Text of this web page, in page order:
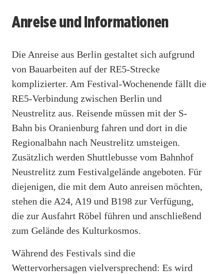
Anreise und Informationen
Die Anreise aus Berlin gestaltet sich aufgrund
von Bauarbeiten auf der RE5-Strecke
komplizierter. Am Festival-Wochenende fällt die
RE5-Verbindung zwischen Berlin und
Neustrelitz aus. Reisende müssen mit der S-
Bahn bis Oranienburg fahren und dort in die
Regionalbahn nach Neustrelitz umsteigen.
Zusätzlich werden Shuttlebusse vom Bahnhof
Neustrelitz zum Festivalgelände angeboten. Für
diejenigen, die mit dem Auto anreisen möchten,
stehen die A24, A19 und B198 zur Verfügung,
die zur Ausfahrt Röbel führen und anschließend
zum Gelände des Kulturkosmos.
Während des Festivals sind die
Wettervorhersagen vielversprechend: Es wird